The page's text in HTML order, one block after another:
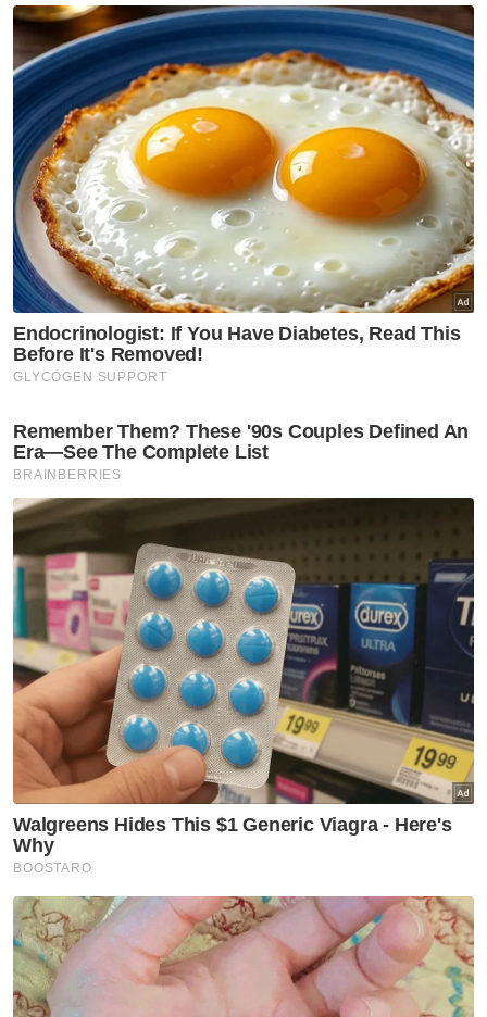
Namun, melihat keadaan semakin mendesak,
dia memberanikan diri menyelam ke dalam
takungan air tersebut.
“Saya sangka air itu cetek, rupa-rupanya
“Mangsa pertama saya temui dalam masa
ambil masa lebih kurang 10 minit,” katanya.
Artikel Berkaitan:
'Mangsa mandi di lokasi sebelum tenggelam' – Polis
'Aishdayan Rayqal selalu tegur orang tua, salam
jemaah masjid' - Ibu saudara mangsa lemas
Dua kanak-kanak lemas jatuh dalam parit
Kedua-dua mangsa kemudian diangkat ke
darat dengan bantuan penduduk sebelum
diberikan rawatan pernafasan (CPR).